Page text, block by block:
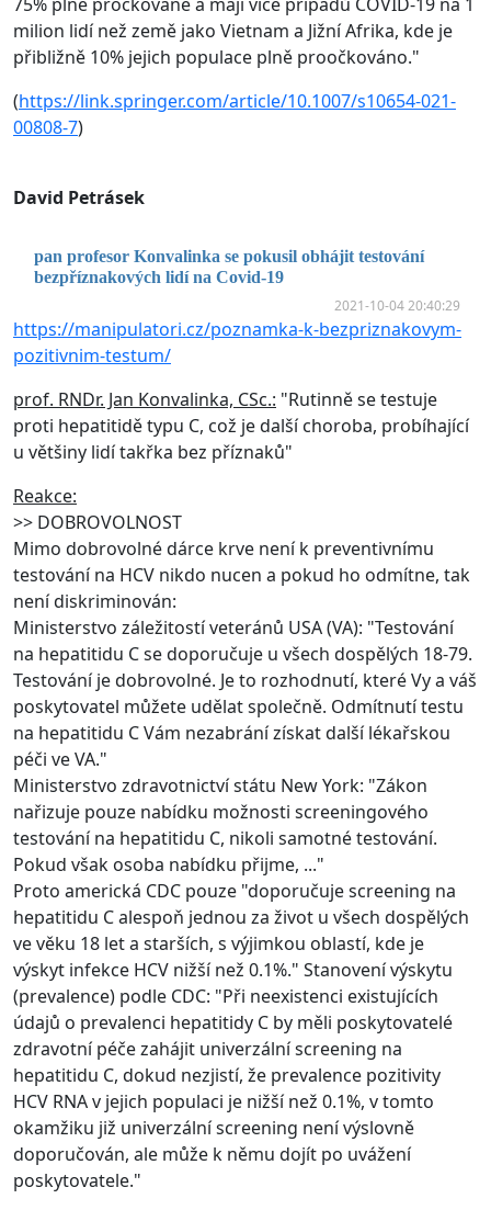
milion lidí než země jako Vietnam a Jižní Afrika, kde je
přibližně 10% jejich populace plně proočkováno."
(https://link.springer.com/article/10.1007/s10654-021-
00808-7)
David Petrásek
pan profesor Konvalinka se pokusil obhájit testování
bezpříznakových lidí na Covid-19
2021-10-04 20:40:29
https://manipulatori.cz/poznamka-k-bezpriznakovym-
pozitivnim-testum/
prof. RNDr. Jan Konvalinka, CSc.: "Rutinně se testuje
proti hepatitidě typu C, což je další choroba, probíhající
u většiny lidí takřka bez příznaků"
Reakce:
>> DOBROVOLNOST
Mimo dobrovolné dárce krve není k preventivnímu
testování na HCV nikdo nucen a pokud ho odmítne, tak
není diskriminován:
Ministerstvo záležitostí veteránů USA (VA): "Testování
na hepatitidu C se doporučuje u všech dospělých 18-79.
Testování je dobrovolné. Je to rozhodnutí, které Vy a váš
poskytovatel můžete udělat společně. Odmítnutí testu
na hepatitidu C Vám nezabrání získat další lékařskou
péči ve VA."
Ministerstvo zdravotnictví státu New York: "Zákon
nařizuje pouze nabídku možnosti screeningového
testování na hepatitidu C, nikoli samotné testování.
Pokud však osoba nabídku přijme, ..."
Proto americká CDC pouze "doporučuje screening na
hepatitidu C alespoň jednou za život u všech dospělých
ve věku 18 let a starších, s výjimkou oblastí, kde je
výskyt infekce HCV nižší než 0.1%." Stanovení výskytu
(prevalence) podle CDC: "Při neexistenci existujících
údajů o prevalenci hepatitidy C by měli poskytovatelé
zdravotní péče zahájit univerzální screening na
hepatitidu C, dokud nezjistí, že prevalence pozitivity
HCV RNA v jejich populaci je nižší než 0.1%, v tomto
okamžiku již univerzální screening není výslovně
doporučován, ale může k němu dojít po uvážení
poskytovatele."